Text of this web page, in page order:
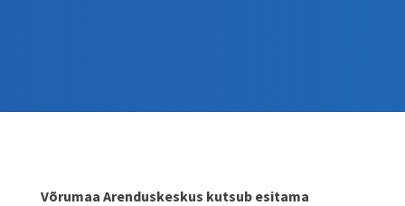
Võrumaa Arenduskeskus kutsub esitama